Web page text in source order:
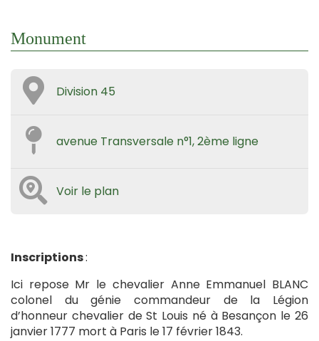
Monument
Division 45
avenue Transversale n°1, 2ème ligne
Voir le plan
Inscriptions:
Ici repose Mr le chevalier Anne Emmanuel BLANC
colonel du génie commandeur de la Légion
d’honneur chevalier de St Louis né à Besançon le 26
janvier 1777 mort à Paris le 17 février 1843.